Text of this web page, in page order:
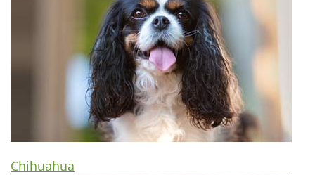
Chihuahua